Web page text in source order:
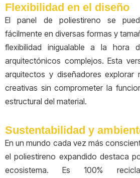
Flexibilidad en el diseño
El panel de poliestireno se
fácilmente en diversas formas y
flexibilidad inigualable a la hora
arquitectónicos complejos. Esta
arquitectos y diseñadores explorar
creativas sin comprometer la
estructural del material.
Sustentabilidad y
En un mundo cada vez más
el poliestireno expandido destaca
ecosistema. Es 100%